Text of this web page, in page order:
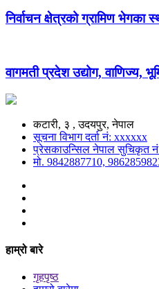
निर्वाचन क्षेत्रको ग्रामिण भेगका
वागमती प्रदेश उद्योग, वाणिज्य,
कटारी, ३ , उदयपुर, नेपाल
सूचना विभाग दर्ता नं: xxxxxx
प्रेसकाउन्सिल नेपाल सुचिकृत
मो. 9842887710,
हाम्रो बारे
गृहपृष्ठ